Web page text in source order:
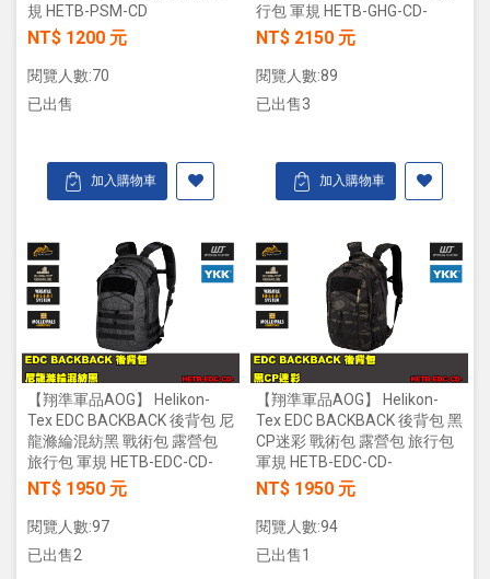
規 HETB-PSM-CD
NT$ 1200 元
閱覽人數:70
已出售
加入購物車
行包 軍規 HETB-GHG-CD-
NT$ 2150 元
閱覽人數:89
已出售3
加入購物車
【翔準軍品AOG】 Helikon-
Tex EDC BACKBACK 後背包 尼
龍滌綸混紡黑 戰術包 露營包
旅行包 軍規 HETB-EDC-CD-
NT$ 1950 元
閱覽人數:97
已出售2
【翔準軍品AOG】 Helikon-
Tex EDC BACKBACK 後背包 黑
CP迷彩 戰術包 露營包 旅行包
軍規 HETB-EDC-CD-
NT$ 1950 元
閱覽人數:94
已出售1